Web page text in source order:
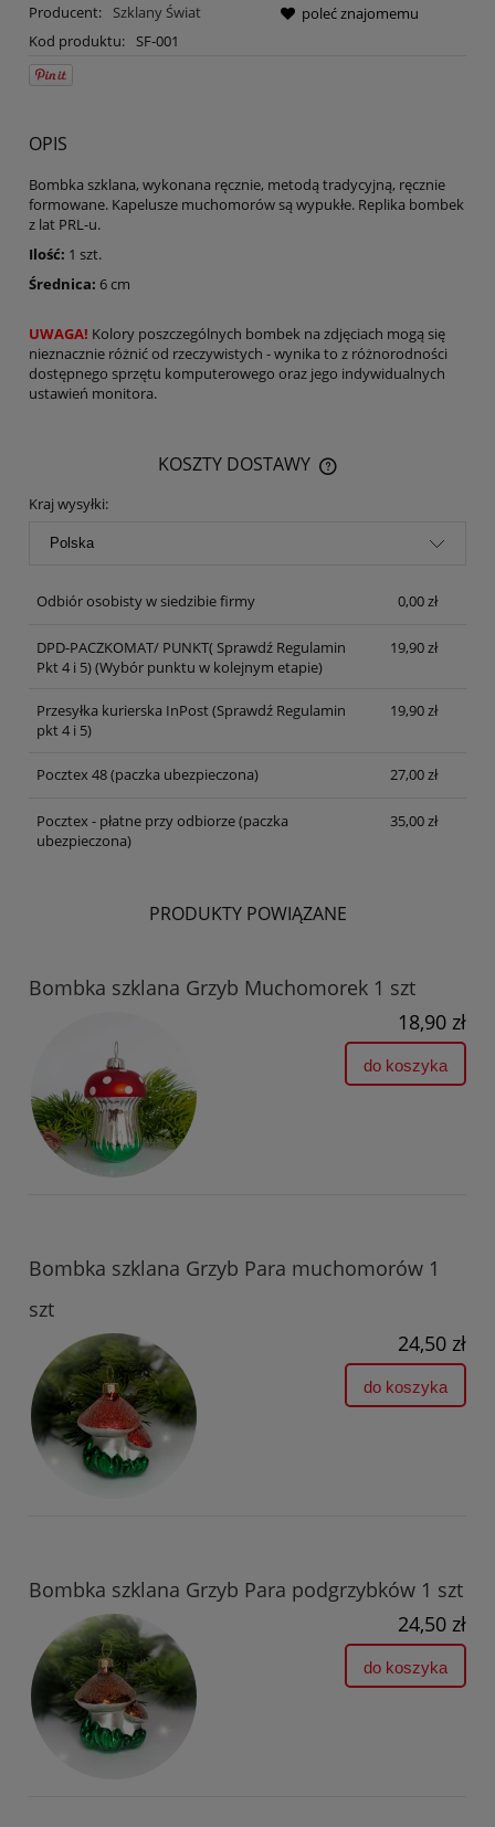
Producent:
Szklany Świat
Kod produktu: SF-001
poleć znajomemu
OPIS
Bombka szklana, wykonana ręcznie, metodą tradycyjną, ręcznie
formowane. Kapelusze muchomorów są wypukłe. Replika bombek
z lat PRL-u.
Ilość: 1 szt.
Średnica: 6 cm
UWAGA! Kolory poszczególnych bombek na zdjęciach mogą się
nieznacznie różnić od rzeczywistych - wynika to z różnorodności
dostępnego sprzętu komputerowego oraz jego indywidualnych
ustawień monitora.
KOSZTY DOSTAWY
CENA NIE ZAWIERA EWENTUALNYCH KOSZTÓW PŁATNOŚCI
Kraj wysyłki:
Odbiór osobisty w siedzibie firmy 0,00 zł
DPD-PACZKOMAT/ PUNKT( Sprawdź Regulamin
Pkt 4 i 5)(Wybór punktu w kolejnym etapie)
19,90 zł
Przesyłka kurierska InPost (Sprawdź Regulamin
pkt 4 i 5)
19,90 zł
Pocztex 48 (paczka ubezpieczona) 27,00 zł
Pocztex - płatne przy odbiorze (paczka
ubezpieczona)
35,00 zł
PRODUKTY POWIĄZANE
Bombka szklana Grzyb Muchomorek 1 szt
18,90 zł
do koszyka
Bombka szklana Grzyb Para muchomorów 1
szt
24,50 zł
do koszyka
Bombka szklana Grzyb Para podgrzybków 1 szt
24,50 zł
do koszyka